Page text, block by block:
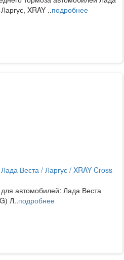
XRAY ..подробнее
Веста / Ларгус / XRAY Cross
автомобилей: Лада Веста
Л..подробнее